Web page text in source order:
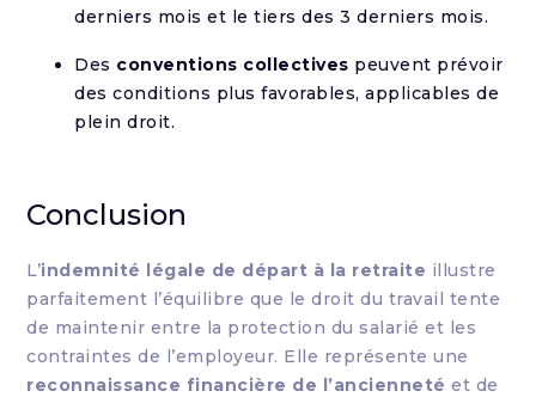
derniers mois et le tiers des 3 derniers mois.
Des conventions collectives peuvent prévoir
des conditions plus favorables, applicables de
plein droit.
Conclusion
L’indemnité légale de départ à la retraite illustre
parfaitement l’équilibre que le droit du travail tente
de maintenir entre la protection du salarié et les
contraintes de l’employeur. Elle représente une
reconnaissance financière de l’ancienneté et de